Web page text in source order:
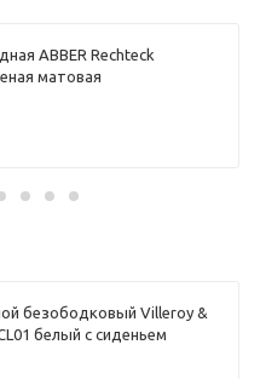
ABBER Rechteck
матовая
безободковый Villeroy &
белый с сиденьем